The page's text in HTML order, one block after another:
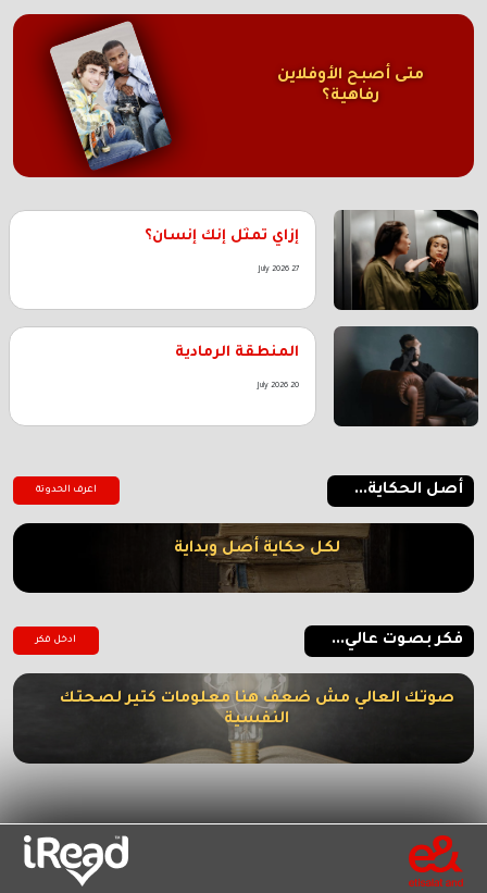
متى أصبح الأوفلاين
رفاهية؟
إزاي تمثل إنك إنسان؟
27 July 2026
المنطقة الرمادية
20 July 2026
أصل الحكاية... اعرف الحدوتة
لكل حكاية أصل وبداية
فكر بصوت عالي... ادخل فكر
صوتك العالي مش ضعف هنا معلومات كتير لصحتك
النفسية